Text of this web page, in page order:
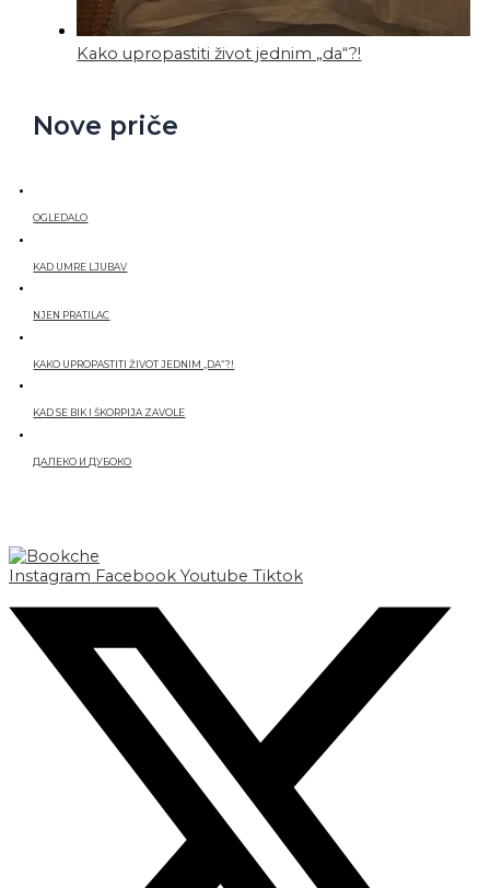
Kako upropastiti život jednim „da“?!
Nove priče
OGLEDALO
KAD UMRE LJUBAV
NJEN PRATILAC
KAKO UPROPASTITI ŽIVOT JEDNIM „DA“?!
KAD SE BIK I ŠKORPIJA ZAVOLE
ДАЛЕКО И ДУБОКО
Instagram Facebook Youtube Tiktok